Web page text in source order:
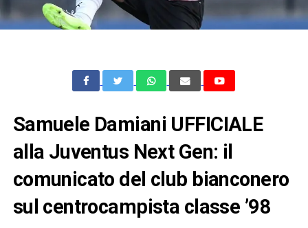
Samuele Damiani UFFICIALE
alla Juventus Next Gen: il
comunicato del club bianconero
sul centrocampista classe ’98